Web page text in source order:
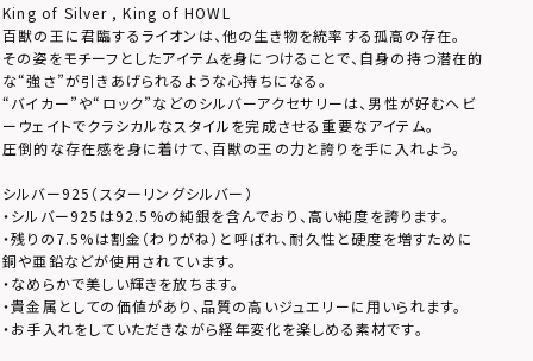
King of Silver , King of HOWL
百獣の王に君臨するライオンは、他の生き物を統率する孤高の存在。
その姿をモチーフとしたアイテムを身につけることで、自身の持つ潜在的
な“強さ”が引きあげられるような心持ちになる。
“バイカー”や“ロック”などのシルバーアクセサリーは、男性が好むヘビ
ーウェイトでクラシカルなスタイルを完成させる重要なアイテム。
圧倒的な存在感を身に着けて、百獣の王の力と誇りを手に入れよう。
シルバー925（スターリングシルバー）
・シルバー925は92.5%の純銀を含んでおり、高い純度を誇ります。
・残りの7.5%は割金（わりがね）と呼ばれ、耐久性と硬度を増すために
銅や亜鉛などが使用されています。
・なめらかで美しい輝きを放ちます。
・貴金属としての価値があり、品質の高いジュエリーに用いられます。
・お手入れをしていただきながら経年変化を楽しめる素材です。